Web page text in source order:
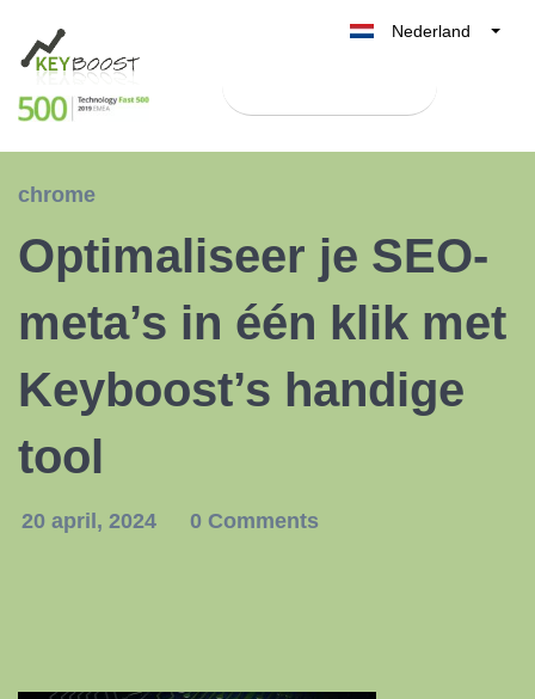
Nederland
België
España
chrome
Optimaliseer je SEO-
meta’s in één klik met
Keyboost’s handige
tool
20 april, 2024 0 Comments